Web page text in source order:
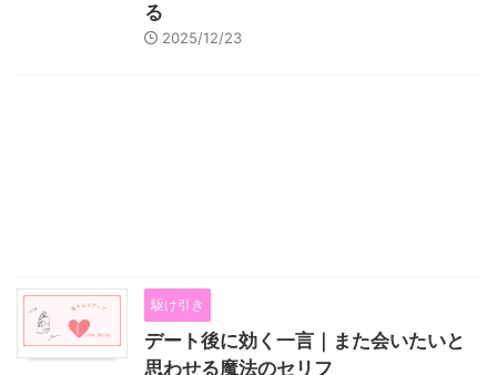
る
2025/12/23
駆け引き
デート後に効く一言｜また会いたいと
思わせる魔法のセリフ